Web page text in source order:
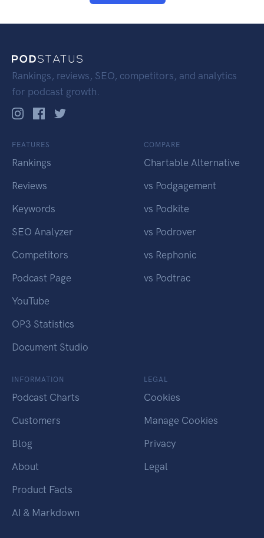
Rankings, reviews, SEO, competitors, and analytics
for podcast growth.
FEATURES
Rankings
Reviews
Keywords
SEO Analyzer
Competitors
Podcast Page
YouTube
OP3 Statistics
Document Studio
COMPARE
Chartable Alternative
vs Podgagement
vs Podkite
vs Podrover
vs Rephonic
vs Podtrac
INFORMATION
Podcast Charts
Customers
Blog
About
Product Facts
AI & Markdown
LEGAL
Cookies
Manage Cookies
Privacy
Legal